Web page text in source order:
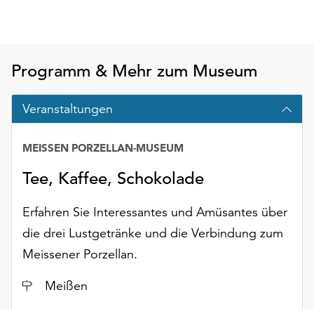
Cookies
anpassen,
erreichen
Sie
Einstellungen
die
„Auswählen“.
Weitere
Informationen
Sie
Programm & Mehr zum Museum
Veranstaltungen
Tee, Kaffee, Schokolade
MEISSEN PORZELLAN-MUSEUM
Erfahren Sie Interessantes und Amüsantes über
die drei Lustgetränke und die Verbindung zum
Meissener Porzellan.
Ort
Meißen